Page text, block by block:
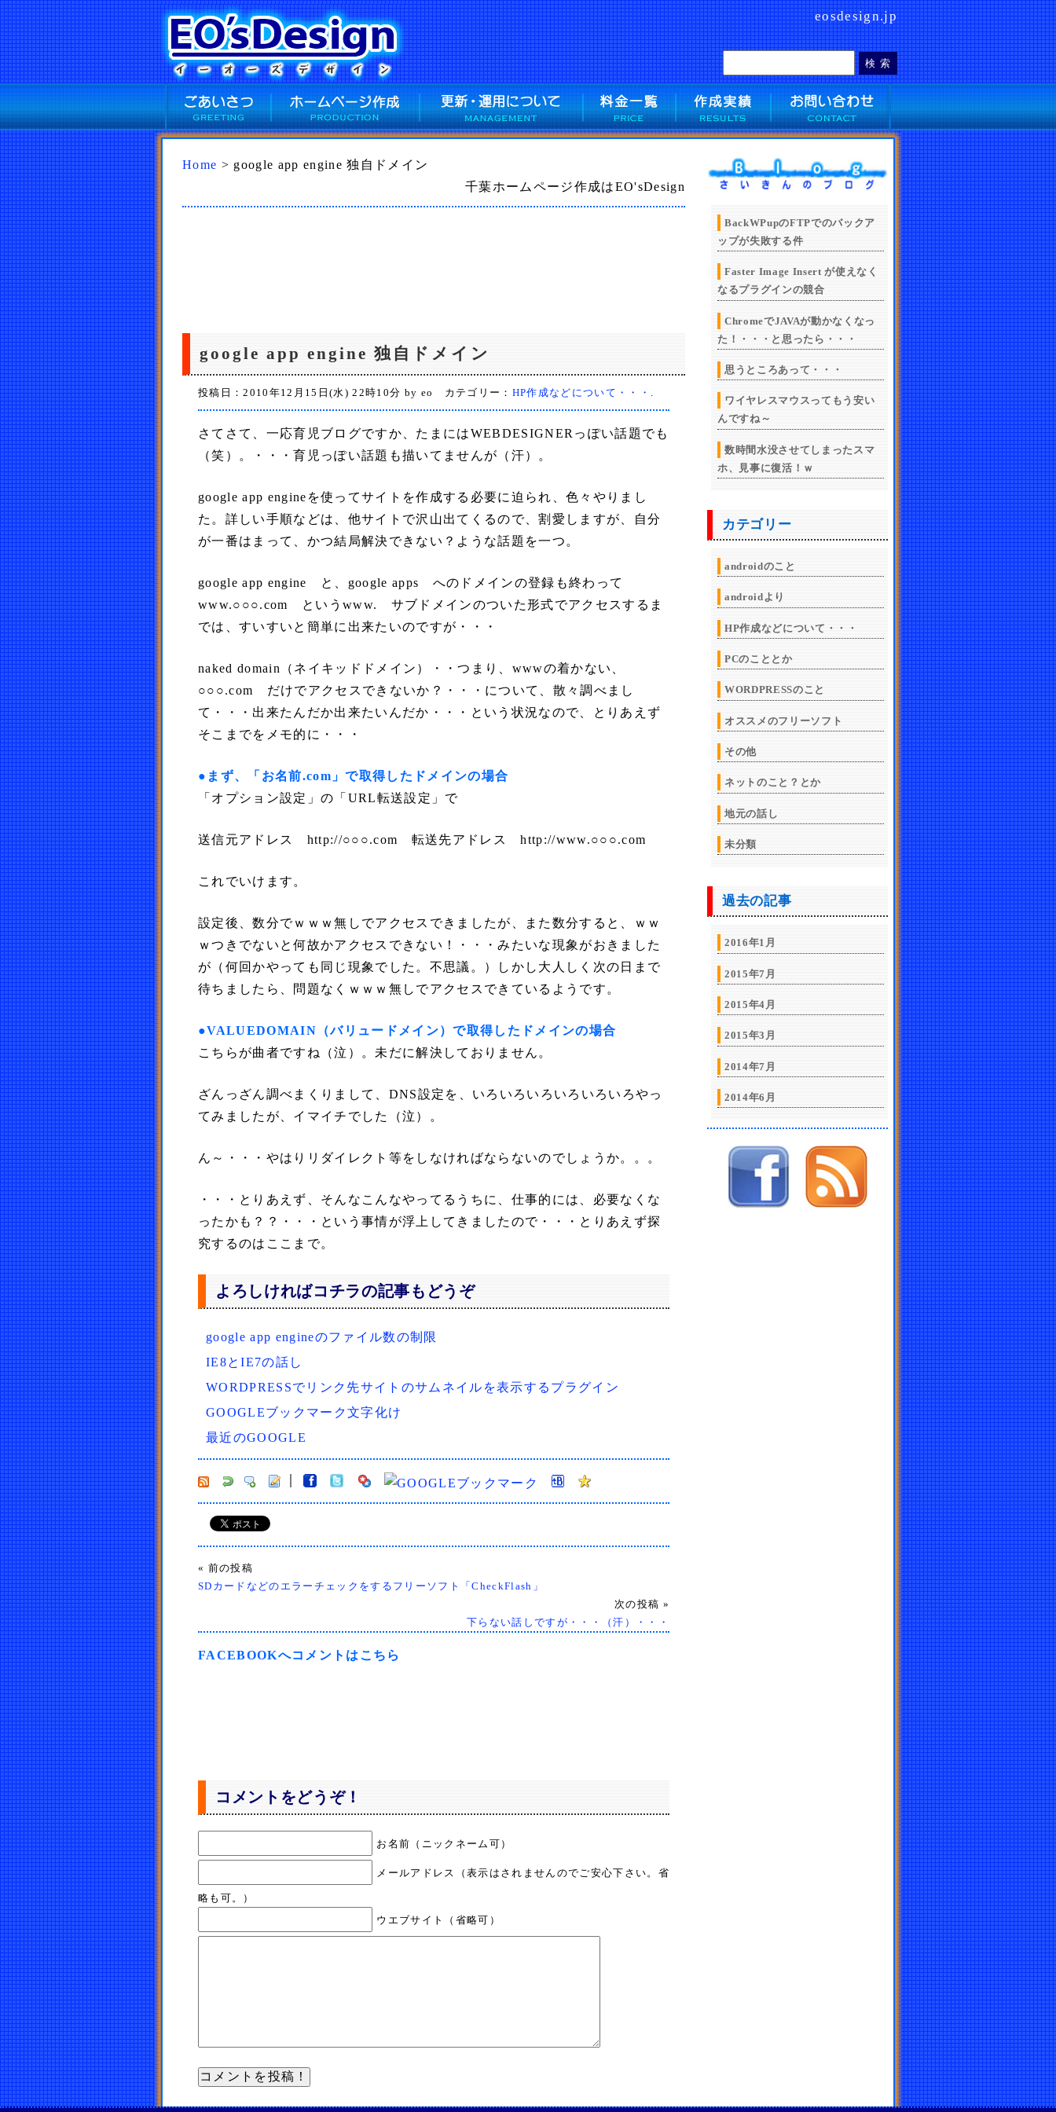
eosdesign.jp
Home > google app engine 独自ドメイン
千葉ホームページ作成はEO'sDesign
google app engine 独自ドメイン
投稿日：2010年12月15日(水) 22時10分 by eo カテゴリー： HP作成などについて・・・ .
さてさて、一応育児ブログですか、たまにはWEBDESIGNERっぽい話題でも
（笑）。・・・育児っぽい話題も描いてませんが（汗）。
google app engineを使ってサイトを作成する必要に迫られ、色々やりまし
た。詳しい手順などは、他サイトで沢山出てくるので、割愛しますが、自分
が一番はまって、かつ結局解決できない？ような話題を一つ。
google app engine と、google apps へのドメインの登録も終わって
www.○○○.com というwww. サブドメインのついた形式でアクセスするま
では、すいすいと簡単に出来たいのですが・・・
naked domain（ネイキッドドメイン）・・つまり、wwwの着かない、
○○○.com だけでアクセスできないか？・・・について、散々調べまし
て・・・出来たんだか出来たいんだか・・・という状況なので、とりあえず
そこまでをメモ的に・・・
●まず、「お名前.com」で取得したドメインの場合
「オプション設定」の「URL転送設定」で
送信元アドレス http://○○○.com 転送先アドレス http://www.○○○.com
これでいけます。
設定後、数分でｗｗｗ無しでアクセスできましたが、また数分すると、ｗｗ
ｗつきでないと何故かアクセスできない！・・・みたいな現象がおきました
が（何回かやっても同じ現象でした。不思議。）しかし大人しく次の日まで
待ちましたら、問題なくｗｗｗ無しでアクセスできているようです。
●VALUEDOMAIN（バリュードメイン）で取得したドメインの場合
こちらが曲者ですね（泣）。未だに解決しておりません。
ざんっざん調べまくりまして、DNS設定を、いろいろいろいろいろいろやっ
てみましたが、イマイチでした（泣）。
ん～・・・やはりリダイレクト等をしなければならないのでしょうか。。。
・・・とりあえず、そんなこんなやってるうちに、仕事的には、必要なくな
ったかも？？・・・という事情が浮上してきましたので・・・とりあえず探
究するのはここまで。
よろしければコチラの記事もどうぞ
google app engineのファイル数の制限
IE8とIE7の話し
WORDPRESSでリンク先サイトのサムネイルを表示するプラグイン
GOOGLEブックマーク文字化け
最近のGOOGLE
« 前の投稿
SDカードなどのエラーチェックをするフリーソフト「CheckFlash」
次の投稿 »
下らない話しですが・・・（汗）・・・
FACEBOOKへコメントはこちら
コメントをどうぞ！
お名前（ニックネーム可）
メールアドレス（表示はされませんのでご安心下さい。省
略も可。）
ウエブサイト（省略可）
BackWPupのFTPでのバックア
ップが失敗する件
Faster Image Insert が使えなく
なるプラグインの競合
ChromeでJAVAが動かなくなっ
た！・・・と思ったら・・・
思うところあって・・・
ワイヤレスマウスってもう安い
んですね～
数時間水没させてしまったスマ
ホ、見事に復活！ｗ
カテゴリー
androidのこと
androidより
HP作成などについて・・・
PCのこととか
WORDPRESSのこと
オススメのフリーソフト
その他
ネットのこと？とか
地元の話し
未分類
過去の記事
2016年1月
2015年7月
2015年4月
2015年3月
2014年7月
2014年6月